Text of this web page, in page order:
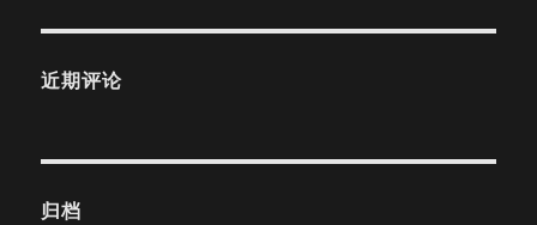
近期评论
归档